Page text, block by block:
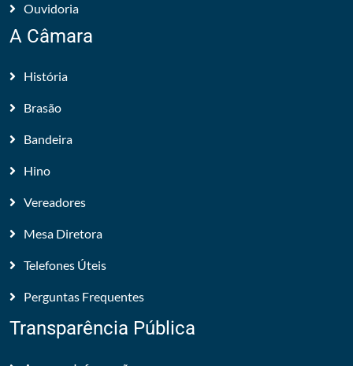
Ouvidoria
A Câmara
História
Brasão
Bandeira
Hino
Vereadores
Mesa Diretora
Telefones Úteis
Perguntas Frequentes
Transparência Pública